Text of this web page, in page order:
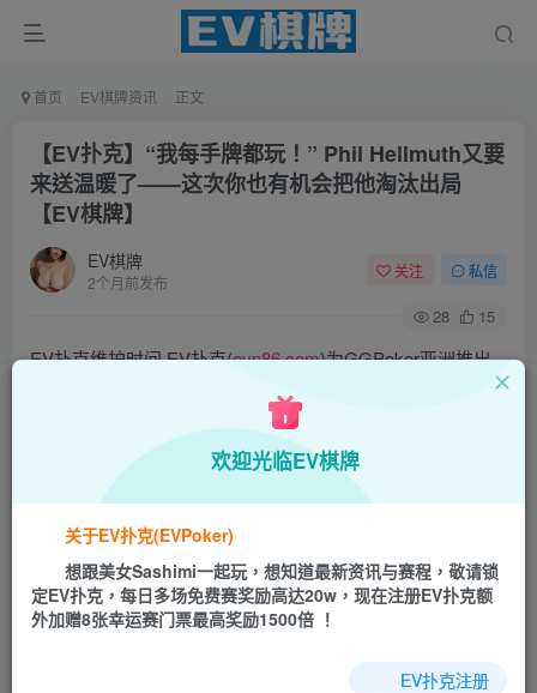
首页 EV棋牌资讯 正文
【EV扑克】“我每手牌都玩！” Phil Hellmuth又要
来送温暖了——这次你也有机会把他淘汰出局
【EV棋牌】
EV棋牌
2个月前发布
关注 私信
28 15
EV扑克维护时间·EV扑克(evp86.com)为GGPoker亚洲推出
的全新扑克平台,拥有EV保险机制及国际MTT和SNG赛事,我
们具备完善的国际认可,致力提供国内最公平与公正的竞技环
EV扑克|EV扑克官网|EV扑克下载|EV扑克电脑版|EV扑克娱
乐场|EV扑克小游戏——EV扑克导航(www.evpks.com)
EV扑克|EV扑克官网|EV扑克娱乐场|EV扑克保险|EV扑克娱
乐场|EV扑克游戏网址发布页——EV扑克下载
欢迎光临EV棋牌
关于EV扑克(EVPoker)
想跟美女Sashimi一起玩，想知道最新资讯与赛程，敬请锁
定EV扑克，每日多场免费赛奖励高达20w，现在注册EV扑克额
外加赠8张幸运赛门票最高奖励1500倍 ！
EV扑克注册